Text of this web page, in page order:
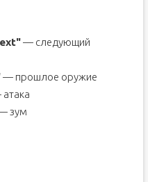
— следующий
— прошлое оружие
зум